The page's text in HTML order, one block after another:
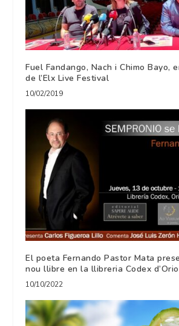
Fuel Fandango, Nach i Chimo Bayo,
de l’Elx Live Festival
10/02/2019
El poeta Fernando Pastor Mata
nou llibre en la llibreria Codex
10/10/2022